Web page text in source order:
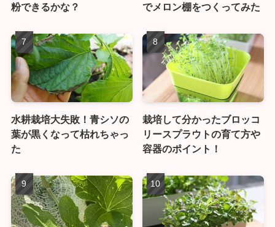
粉できるかな？
でメロン棚をつくってみた
水耕栽培大失敗！青シソの
葉が黒くなって枯れちゃっ
た
栽培して分かったブロッコ
リースプラウトの育て方や
容器のポイント！